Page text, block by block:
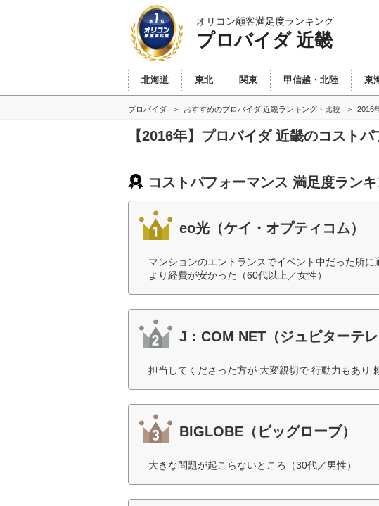
オリコン顧客満足度ランキング
プロバイダ 近畿
北海道 東北 関東 甲信越・北陸 東
プロバイダ おすすめのプロバイダ 近畿ランキング・比較 2016
【2016年】プロバイダ 近畿のコスト
コストパフォーマンス 満足度ラン
eo光（ケイ・オプティコム）
マンションのエントランスでイベント中だった所
より経費が安かった（60代以上／女性）
J：COM NET（ジュピターテレ
担当してくださった方が 大変親切で 行動力もあり
BIGLOBE（ビッグローブ）
大きな問題が起こらないところ（30代／男性）